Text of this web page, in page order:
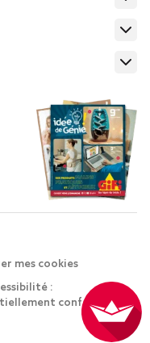
mes cookies
:
conforme